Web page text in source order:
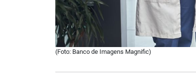
(Foto: Banco de Imagens Magnific)